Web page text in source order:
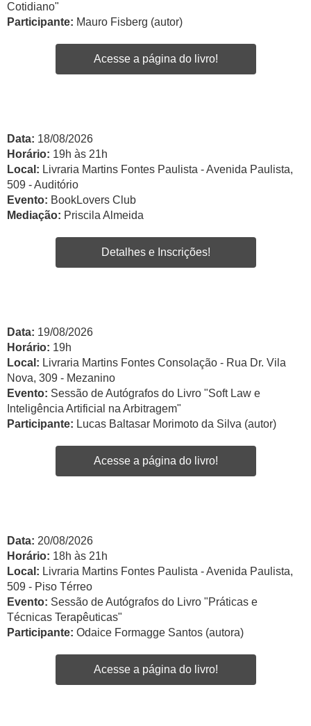
Cotidiano"
Participante: Mauro Fisberg (autor)
Acesse a página do livro!
Data: 18/08/2026
Horário: 19h às 21h
Local: Livraria Martins Fontes Paulista - Avenida Paulista,
509 - Auditório
Evento: BookLovers Club
Mediação: Priscila Almeida
Detalhes e Inscrições!
Data: 19/08/2026
Horário: 19h
Local: Livraria Martins Fontes Consolação - Rua Dr. Vila
Nova, 309 - Mezanino
Evento: Sessão de Autógrafos do Livro "Soft Law e
Inteligência Artificial na Arbitragem"
Participante: Lucas Baltasar Morimoto da Silva (autor)
Acesse a página do livro!
Data: 20/08/2026
Horário: 18h às 21h
Local: Livraria Martins Fontes Paulista - Avenida Paulista,
509 - Piso Térreo
Evento: Sessão de Autógrafos do Livro "Práticas e
Técnicas Terapêuticas"
Participante: Odaice Formagge Santos (autora)
Acesse a página do livro!